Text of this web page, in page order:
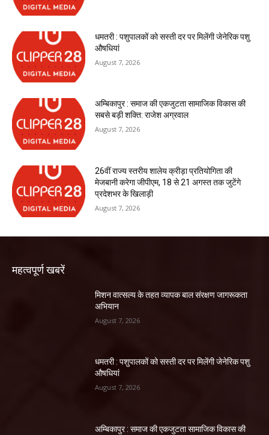
धमतरी : पशुपालकों को सस्ती दर पर मिलेंगी जेनेरिक पशु
औषधियां
August 7, 2026
अम्बिकापुर : समाज की एकजुटता सामाजिक विकास की
सबसे बड़ी शक्ति: राजेश अग्रवाल
August 7, 2026
26वीं राज्य स्तरीय शालेय क्रीड़ा प्रतियोगिता की
मेजबानी करेगा जीपीएम, 18 से 21 अगस्त तक जुटेंगे
प्रदेशभर के खिलाड़ी
August 7, 2026
महत्वपूर्ण खबरें
मिशन वात्सल्य के तहत व्यापक बाल संरक्षण जागरूकता
अभियान
August 7, 2026
धमतरी : पशुपालकों को सस्ती दर पर मिलेंगी जेनेरिक पशु
औषधियां
August 7, 2026
अम्बिकापुर : समाज की एकजुटता सामाजिक विकास की